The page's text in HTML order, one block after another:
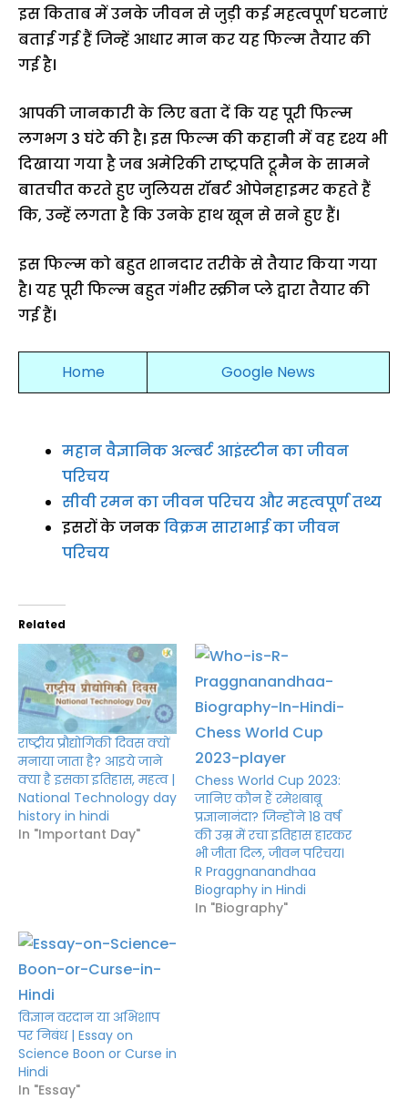
इस किताब में उनके जीवन से जुड़ी कई महत्वपूर्ण घटनाएं
बताई गई हैं जिन्हें आधार मान कर यह फिल्म तैयार की
गई है।
आपकी जानकारी के लिए बता दें कि यह पूरी फिल्म
लगभग 3 घंटे की है। इस फिल्म की कहानी में वह दृश्य भी
दिखाया गया है जब अमेरिकी राष्ट्रपति ट्रूमैन के सामने
बातचीत करते हुए जुलियस रॉबर्ट ओपेनहाइमर कहते हैं
कि, उन्हें लगता है कि उनके हाथ खून से सने हुए हैं।
इस फिल्म को बहुत शानदार तरीके से तैयार किया गया
है। यह पूरी फिल्म बहुत गंभीर स्क्रीन प्ले द्वारा तैयार की
गई हैं।
Home Google News
महान वैज्ञानिक अल्बर्ट आइंस्टीन का जीवन
परिचय
सीवी रमन का जीवन परिचय और महत्वपूर्ण तथ्य
इसरों के जनकविक्रम साराभाई का जीवन
परिचय
Related
राष्ट्रीय प्रौद्योगिकी दिवस क्यों
मनाया जाता है? आइये जाने
क्या है इसका इतिहास, महत्व |
National Technology day
history in hindi
In "Important Day"
Chess World Cup 2023:
जानिए कौन हैं रमेशबाबू
प्रज्ञानानंदा? जिन्होंने 18 वर्ष
की उम्र में रचा इतिहास हारकर
भी जीता दिल, जीवन परिचय।
R Praggnanandhaa
Biography in Hindi
In "Biography"
विज्ञान वरदान या अभिशाप
पर निबंध | Essay on
Science Boon or Curse in
Hindi
In "Essay"